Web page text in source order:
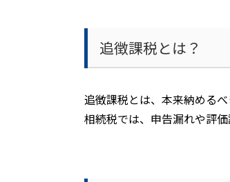
追徴課税とは？
追徴課税とは、本来納める
相続税では、申告漏れや評